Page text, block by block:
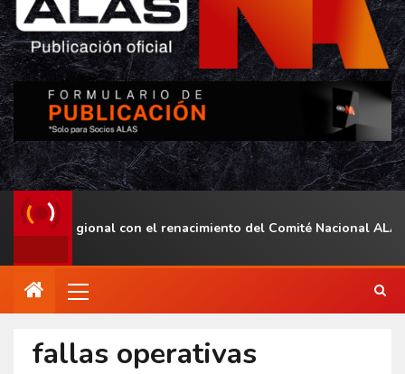
regional con el renacimiento del Comité Nacional ALAS
fallas operativas